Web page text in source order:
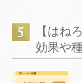
【はね
効果や